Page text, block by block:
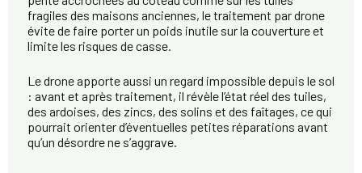
fragiles des maisons anciennes, le traitement par drone
évite de faire porter un poids inutile sur la couverture et
limite les risques de casse.
Le drone apporte aussi un regard impossible depuis le sol
: avant et après traitement, il révèle l’état réel des tuiles,
des ardoises, des zincs, des solins et des faîtages, ce qui
pourrait orienter d’éventuelles petites réparations avant
qu’un désordre ne s’aggrave.